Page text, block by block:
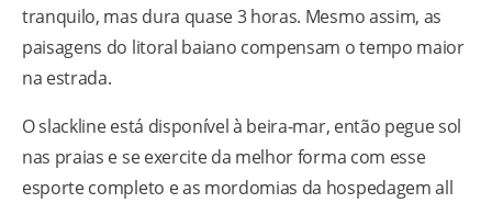
tranquilo, mas dura quase 3 horas. Mesmo assim, as
paisagens do litoral baiano compensam o tempo maior
na estrada.
O slackline está disponível à beira-mar, então pegue sol
nas praias e se exercite da melhor forma com esse
esporte completo e as mordomias da hospedagem all